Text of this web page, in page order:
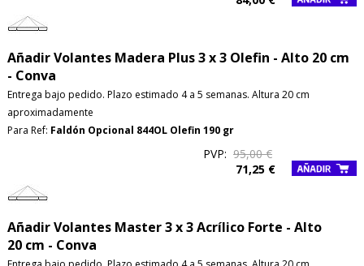
Añadir Volantes Madera Plus 3 x 3 Olefin - Alto 20 cm
- Conva
Entrega bajo pedido. Plazo estimado 4 a 5 semanas. Altura 20 cm
aproximadamente
Para Ref: Faldón Opcional 844OL Olefin 190 gr
PVP: 95,00 €
71,25 €
Añadir Volantes Master 3 x 3 Acrílico Forte - Alto
20 cm - Conva